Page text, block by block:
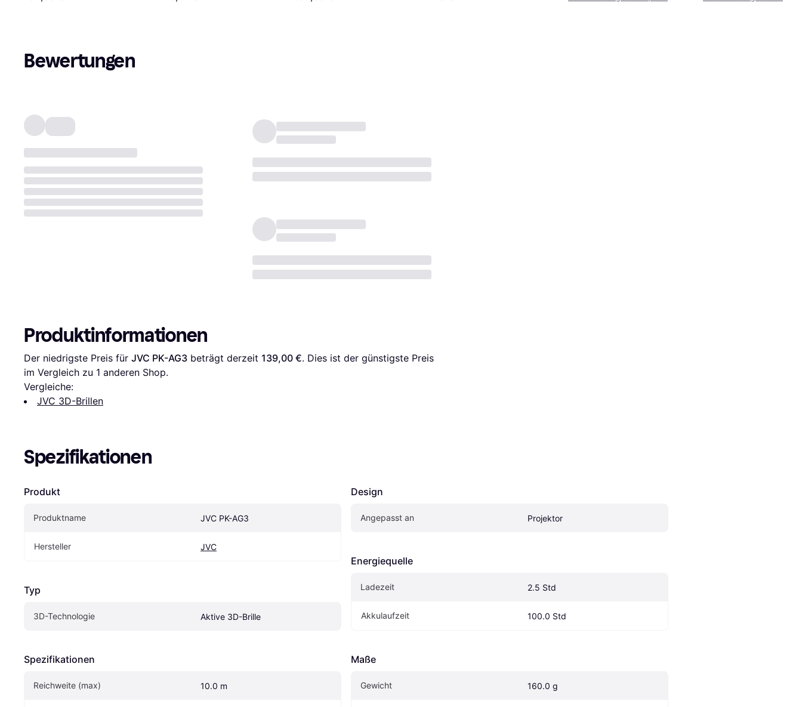
Bewertungen
Produktinformationen
Der niedrigste Preis für JVC PK-AG3 beträgt derzeit 139,00 €. Dies ist der günstigste Preis
im Vergleich zu 1 anderen Shop.
Vergleiche:
JVC 3D-Brillen
Spezifikationen
Produkt
Produktname JVC PK-AG3
Hersteller JVC
Typ
3D-Technologie Aktive 3D-Brille
Spezifikationen
Reichweite (max) 10.0 m
Design
Angepasst an Projektor
Energiequelle
Ladezeit 2.5 Std
Akkulaufzeit 100.0 Std
Maße
Gewicht 160.0 g